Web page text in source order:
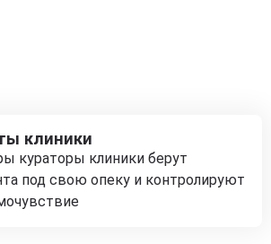
клиники
кураторы клиники берут
под свою опеку и контролируют